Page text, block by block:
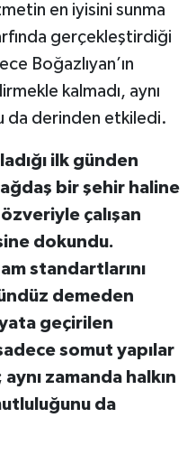
en iyisini sunma
gerçekleştirdiği
Boğazlıyan’ın
kalmadı, aynı
da derinden etkiledi.
ilk günden
bir şehir haline
çalışan
dokundu.
standartlarını
demeden
geçirilen
somut yapılar
zamanda halkın
da